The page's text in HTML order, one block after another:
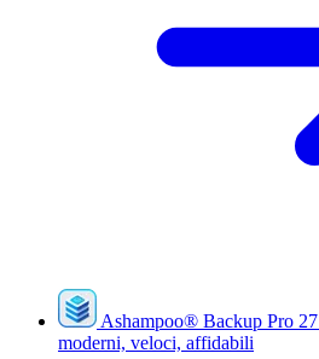
Ashampoo® Backup Pro 27
moderni, veloci, affidabili